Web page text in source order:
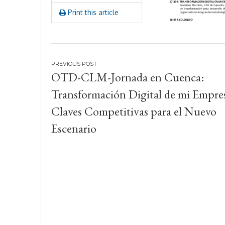
Print this article
Navegación
de
entradas
OTD-CLM-Jornada en Cuenca:
Transformación Digital de mi
Claves Competitivas para el Nuevo
Escenario